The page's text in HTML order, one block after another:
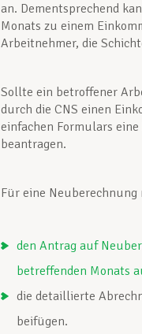
an. Dementsprechend
Monats zu einem
Arbeitnehmer, die
Sollte ein betroffener
durch die CNS einen
einfachen Formulars
beantragen.
Für eine
den Antrag auf
betreffenden Monats
die detaillierte
beifügen.